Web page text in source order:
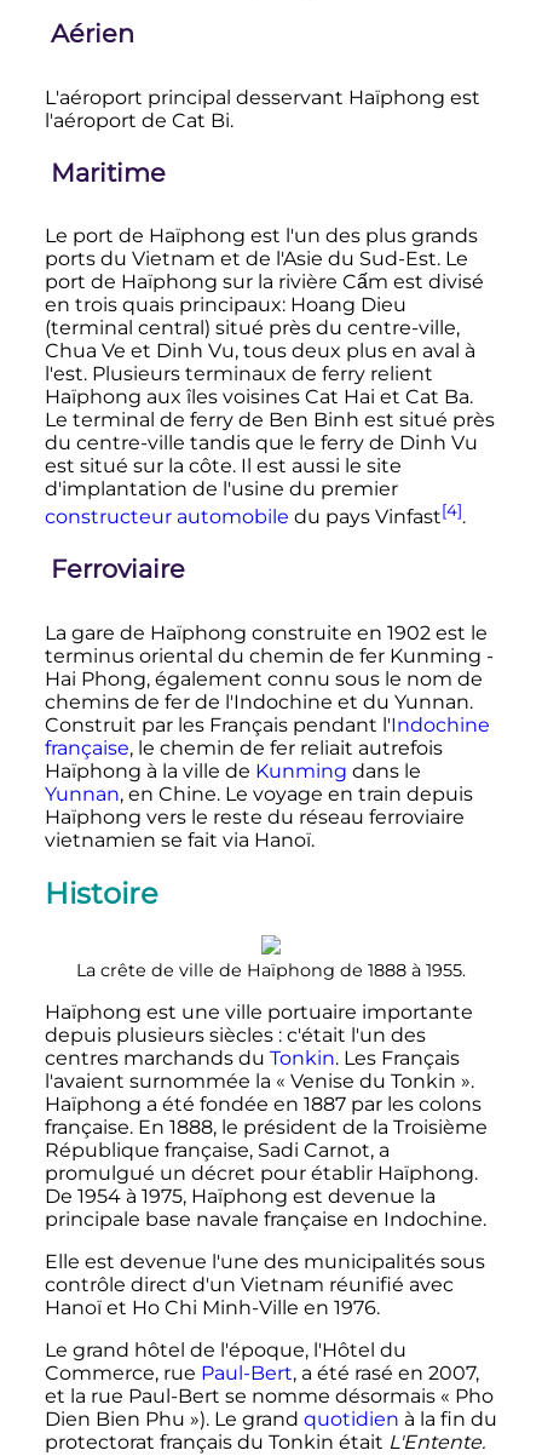
Aérien
L'aéroport principal desservant Haïphong est
l'aéroport de Cat Bi.
Maritime
Le port de Haïphong est l'un des plus grands
ports du Vietnam et de l'Asie du Sud-Est. Le
port de Haïphong sur la rivière Cấm est divisé
en trois quais principaux: Hoang Dieu
(terminal central) situé près du centre-ville,
Chua Ve et Dinh Vu, tous deux plus en aval à
l'est. Plusieurs terminaux de ferry relient
Haïphong aux îles voisines Cat Hai et Cat Ba.
Le terminal de ferry de Ben Binh est situé près
du centre-ville tandis que le ferry de Dinh Vu
est situé sur la côte. Il est aussi le site
d'implantation de l'usine du premier
constructeur automobile du pays Vinfast[4].
Ferroviaire
La gare de Haïphong construite en 1902 est le
terminus oriental du chemin de fer Kunming -
Hai Phong, également connu sous le nom de
chemins de fer de l'Indochine et du Yunnan.
Construit par les Français pendant l'Indochine
française, le chemin de fer reliait autrefois
Haïphong à la ville de Kunming dans le
Yunnan, en Chine. Le voyage en train depuis
Haïphong vers le reste du réseau ferroviaire
vietnamien se fait via Hanoï.
Histoire
La crête de ville de Haïphong de 1888 à 1955.
Haïphong est une ville portuaire importante
depuis plusieurs siècles : c'était l'un des
centres marchands du Tonkin. Les Français
l'avaient surnommée la « Venise du Tonkin ».
Haïphong a été fondée en 1887 par les colons
française. En 1888, le président de la Troisième
République française, Sadi Carnot, a
promulgué un décret pour établir Haïphong.
De 1954 à 1975, Haïphong est devenue la
principale base navale française en Indochine.
Elle est devenue l'une des municipalités sous
contrôle direct d'un Vietnam réunifié avec
Hanoï et Ho Chi Minh-Ville en 1976.
Le grand hôtel de l'époque, l'Hôtel du
Commerce, rue Paul-Bert, a été rasé en 2007,
et la rue Paul-Bert se nomme désormais « Pho
Dien Bien Phu »). Le grand quotidien à la fin du
protectorat français du Tonkin était L'Entente.